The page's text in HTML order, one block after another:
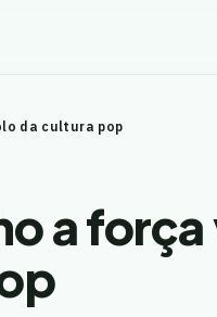
da cultura pop
a